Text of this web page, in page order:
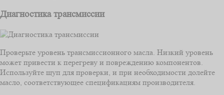
Диагностика трансмиссии
Проверьте уровень трансмиссионного масла. Низкий уровень
может привести к перегреву и повреждению компонентов.
Используйте щуп для проверки, и при необходимости долейте
масло, соответствующее спецификациям производителя.